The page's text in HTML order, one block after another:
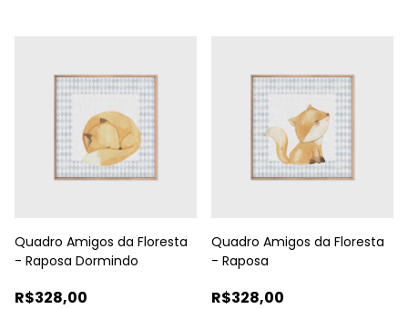
Quadro Amigos da Floresta
- Raposa Dormindo
R$328,00
Quadro Amigos da Floresta
- Raposa
R$328,00